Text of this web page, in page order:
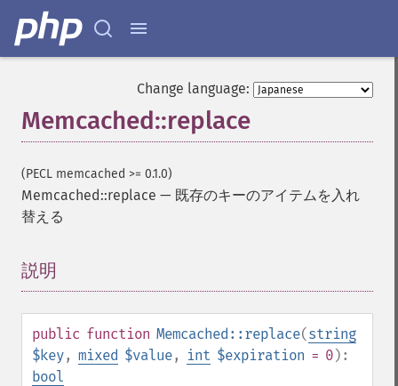
Change language:
Memcached::replace
(PECL memcached >= 0.1.0)
Memcached::replace — 既存のキーのアイテムを入れ
替える
説明
public function Memcached::replace(string
$key, mixed $value, int $expiration = 0):
bool